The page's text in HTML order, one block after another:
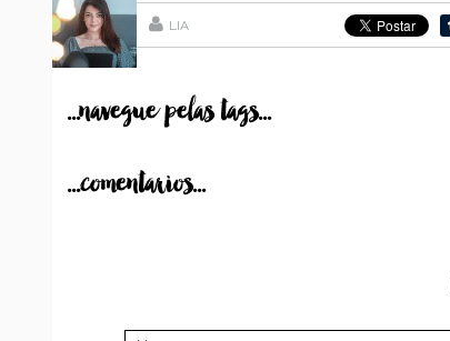
LIA
...navegue pelas tags...
...comentarios...